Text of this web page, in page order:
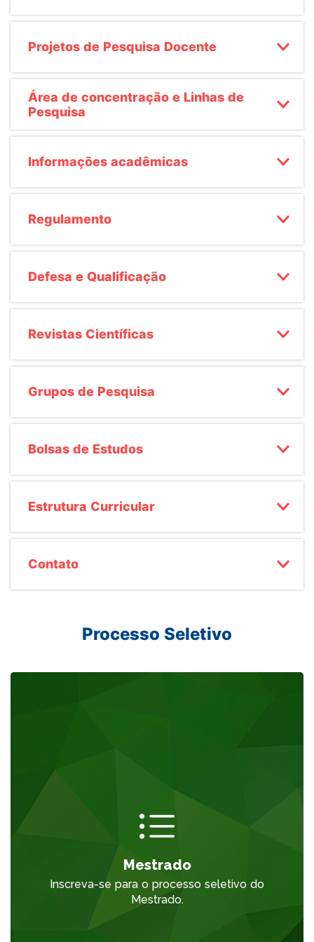
FIES
PROUNI
NAPP
CURSOS TÉCNICOS
EJA
GERAL
Projetos de Pesquisa Docente
Área de concentração e Linhas de
Pesquisa
Informações acadêmicas
Regulamento
Defesa e Qualificação
Revistas Científicas
Grupos de Pesquisa
Bolsas de Estudos
Estrutura Curricular
Contato
Processo Seletivo
Mestrado
Inscreva-se para o processo seletivo do
Mestrado.